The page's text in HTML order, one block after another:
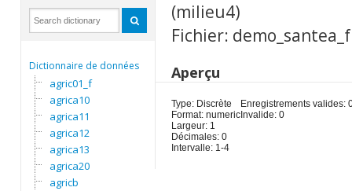
Dictionnaire de données
agric01_f
agrica10
agrica11
agrica12
agrica13
agrica20
agricb
(milieu4)
Fichier: demo_santea_f
Aperçu
Type: Discrète
Format: numeric
Largeur: 1
Décimales: 0
Intervalle: 1-4
Enregistrements valides:
Invalide: 0